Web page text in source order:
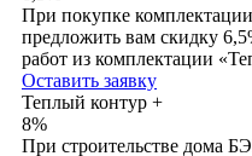
При покупке
предложить вам скидку
работ из комплектации
Оставить заявку
Теплый контур +
8%
При строительстве дома